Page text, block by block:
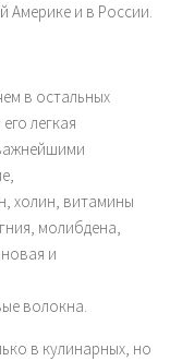
Америке и в России.
в остальных
легкая
холин, витамины
молибдена,
и
волокна.
в кулинарных, но